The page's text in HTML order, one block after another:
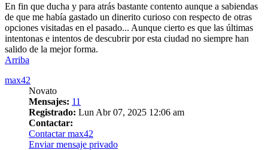
En fin que ducha y para atrás bastante contento aunque a sabiendas
de que me había gastado un dinerito curioso con respecto de otras
opciones visitadas en el pasado... Aunque cierto es que las últimas
intentonas e intentos de descubrir por esta ciudad no siempre han
salido de la mejor forma.
Arriba
max42
Novato
Mensajes: 11
Registrado: Lun Abr 07, 2025 12:06 am
Contactar:
Contactar max42
Enviar mensaje privado